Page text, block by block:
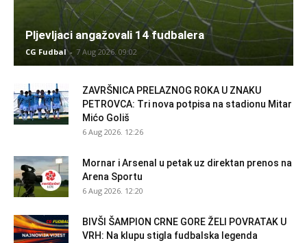
Pljevljaci angažovali 14 fudbalera
CG Fudbal - 7 Aug 2026. 09:02
ZAVRŠNICA PRELAZNOG ROKA U ZNAKU
PETROVCA: Tri nova potpisa na stadionu Mitar
Mićo Goliš
6 Aug 2026. 12:26
Mornar i Arsenal u petak uz direktan prenos na
Arena Sportu
6 Aug 2026. 12:20
BIVŠI ŠAMPION CRNE GORE ŽELI POVRATAK U
VRH: Na klupu stigla fudbalska legenda